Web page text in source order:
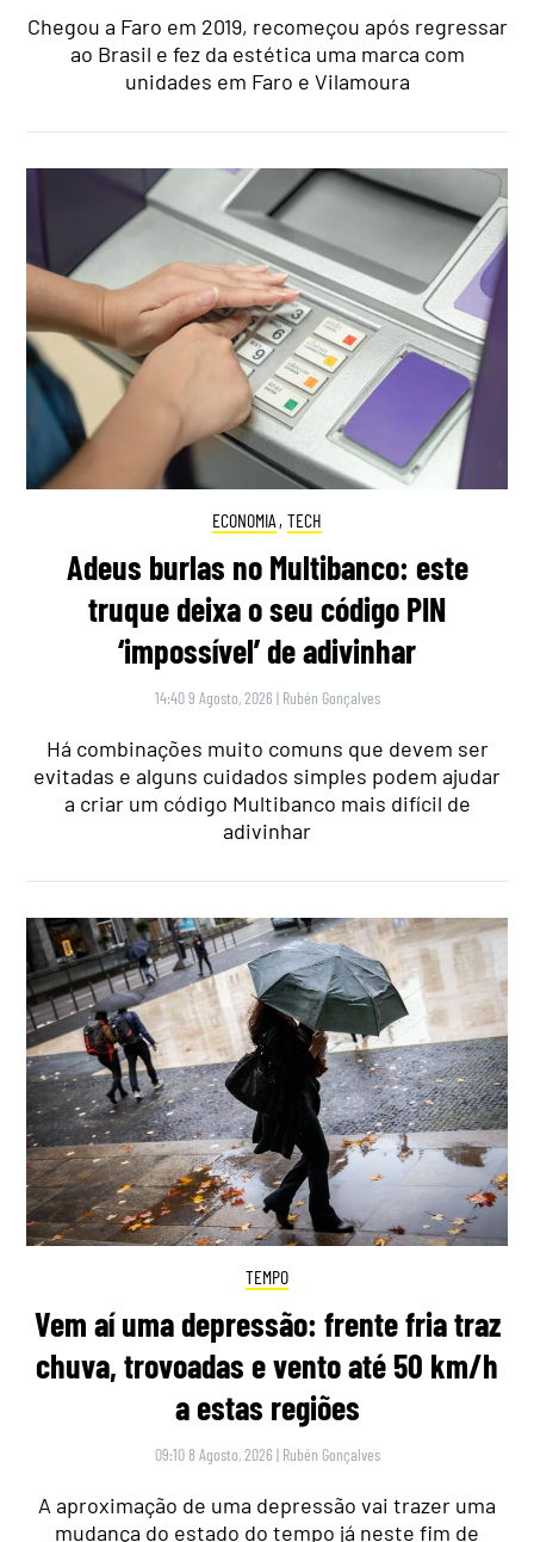
Chegou a Faro em 2019, recomeçou após regressar
ao Brasil e fez da estética uma marca com
unidades em Faro e Vilamoura
ECONOMIA , TECH
Adeus burlas no Multibanco: este
truque deixa o seu código PIN
‘impossível’ de adivinhar
14:40 9 Agosto, 2026 | Rubén Gonçalves
Há combinações muito comuns que devem ser
evitadas e alguns cuidados simples podem ajudar
a criar um código Multibanco mais difícil de
adivinhar
TEMPO
Vem aí uma depressão: frente fria traz
chuva, trovoadas e vento até 50 km/h
a estas regiões
09:10 8 Agosto, 2026 | Rubén Gonçalves
A aproximação de uma depressão vai trazer uma
mudança do estado do tempo já neste fim de